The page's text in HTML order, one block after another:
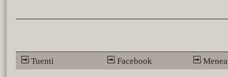
Tuenti Facebook